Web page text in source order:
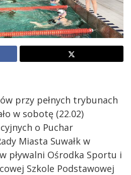
przy pełnych trybunach
w sobotę (22.02)
o Puchar
Miasta Suwałk w
pływalni Ośrodka Sportu i
Szkole Podstawowej